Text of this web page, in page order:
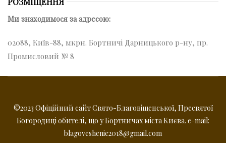
Ми знаходимося за адресою:
02088, Київ-88, мкрн. Бортничі Дарницького р-ну, пр.
Промисловий № 8
©2023 Офіційний сайт Свято-Благовіщенської, Пресвятої
Богородиці обителі, що у Бортничах міста Києва. e-mail:
blagoveshenie2018@gmail.com